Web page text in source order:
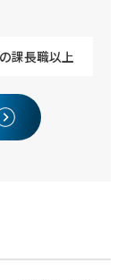
課長職以上